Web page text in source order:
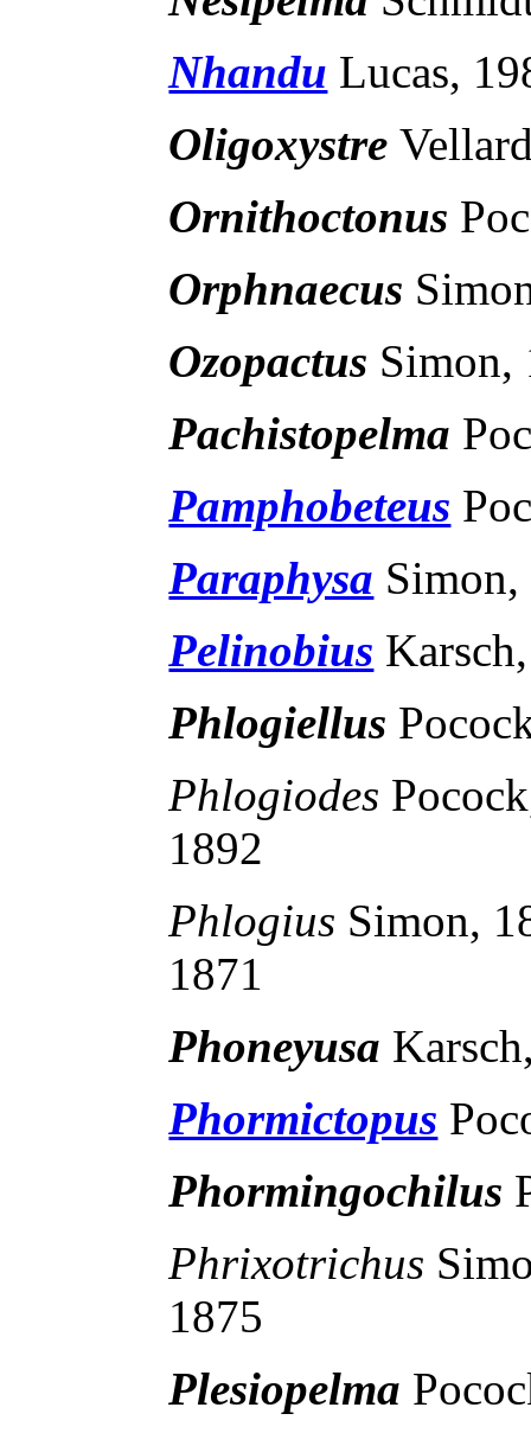
Nhandu Lucas,
Oligoxystre
Ornithoctonus
Orphnaecus
Ozopactus Simon,
Pachistopelma
Pamphobeteus
Paraphysa
Pelinobius
Phlogiellus
Phlogiodes
1892
Phlogius Simon,
1871
Phoneyusa
Phormictopus
Phormingochilus
Phrixotrichus
1875
Plesiopelma